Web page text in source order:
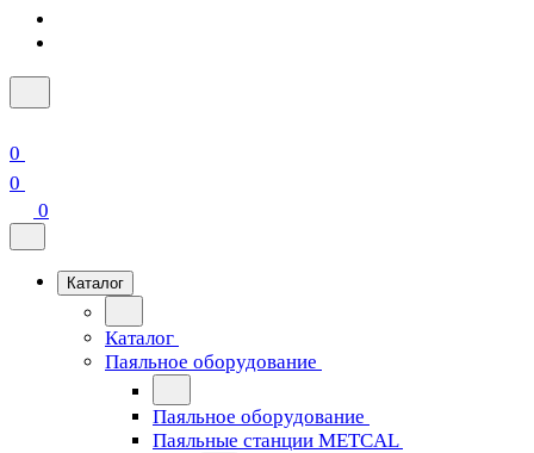
0
0
0
Каталог
Каталог
Паяльное оборудование
Паяльное оборудование
Паяльные станции METCAL